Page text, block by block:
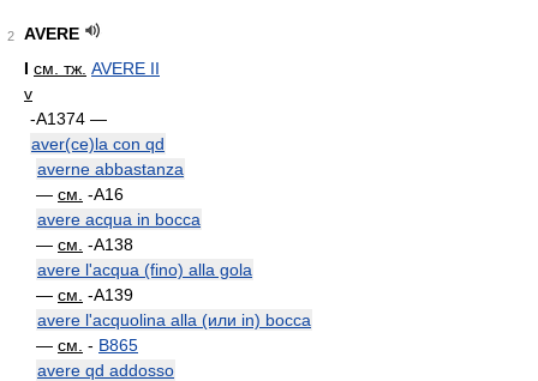
2
AVERE
I см. тж. AVERE II
v
-A1374 —
aver(ce)la con qd
averne abbastanza
— см. -A16
avere acqua in bocca
— см. -A138
avere l'acqua (fino) alla gola
— см. -A139
avere l'acquolina alla (или in) bocca
— см. - B865
avere qd addosso